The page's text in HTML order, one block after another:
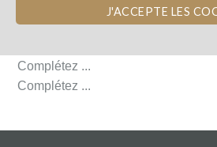
J'ACCEPTE LES
Complétez ...
Complétez ...